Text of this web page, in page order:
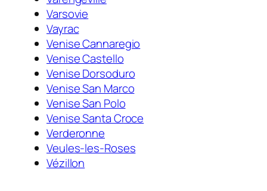
Varsovie
Vayrac
Venise Cannaregio
Venise Castello
Venise Dorsoduro
Venise San Marco
Venise San Polo
Venise Santa Croce
Verderonne
Veules-les-Roses
Vézillon